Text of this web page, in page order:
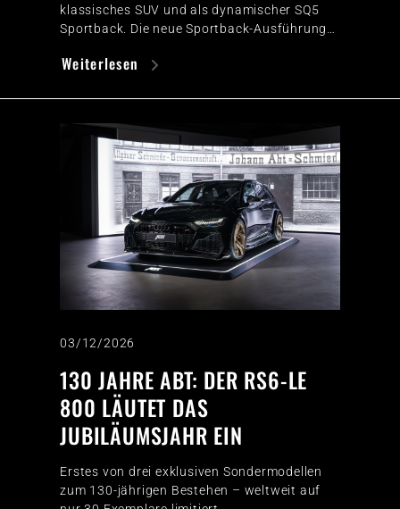
klassisches SUV und als dynamischer SQ5
Sportback. Die neue Sportback-Ausführung…
Weiterlesen
03/12/2026
130 JAHRE ABT: DER RS6-LE
800 LÄUTET DAS
JUBILÄUMSJAHR EIN
Erstes von drei exklusiven Sondermodellen
zum 130-jährigen Bestehen – weltweit auf